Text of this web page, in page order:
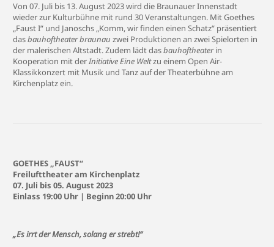
Von 07. Juli bis 13. August 2023 wird die Braunauer Innenstadt
wieder zur Kulturbühne mit rund 30 Veranstaltungen. Mit Goethes
„Faust I“ und Janoschs „Komm, wir finden einen Schatz“ präsentiert
dasbauhoftheater braunau zwei Produktionen an zwei Spielorten in
der malerischen Altstadt. Zudem lädt dasbauhoftheaterin
Kooperation mit derInitiative Eine Weltzu einem Open Air-
Klassikkonzert mit Musik und Tanz auf der Theaterbühne am
Kirchenplatz ein.
GOETHES „FAUST“
Freilufttheater am Kirchenplatz
07. Juli bis 05. August 2023
Einlass 19:00 Uhr | Beginn 20:00 Uhr
„Es irrt der Mensch, solang er strebt!“